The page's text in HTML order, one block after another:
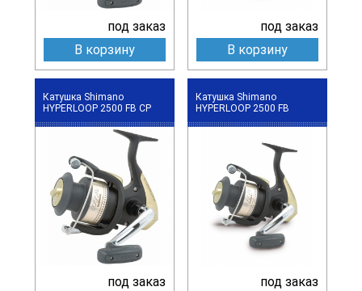
под заказ
В корзину
под заказ
В корзину
Катушка Shimano
HYPERLOOP 2500 FB CP
под заказ
Катушка Shimano
HYPERLOOP 2500 FB
под заказ